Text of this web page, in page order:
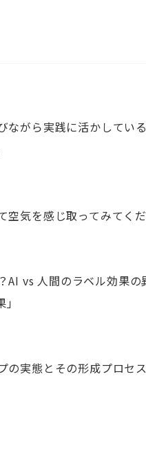
ながら実践に活かしてい
空気を感じ取ってみてく
AI vs 人間のラベル効果
の実態とその形成プロセ